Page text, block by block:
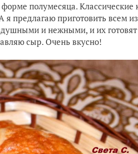
полумесяца. Классические
я предлагаю приготовить всем
и нежными, и их
сыр. Очень вкусно!